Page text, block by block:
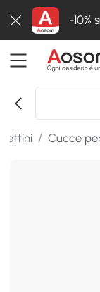
-10%
lettini / Cucce